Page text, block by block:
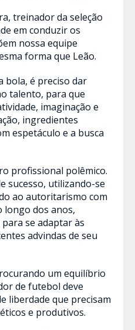
treinador da seleção
em conduzir os
nossa equipe
forma que Leão.
bola, é preciso dar
talento, para que
imaginação e
ingredientes
espetáculo e a busca
profissional polêmico.
sucesso, utilizando-se
ao autoritarismo com
longo dos anos,
se adaptar às
advindas de seu
um equilíbrio
de futebol deve
liberdade que precisam
e produtivos.